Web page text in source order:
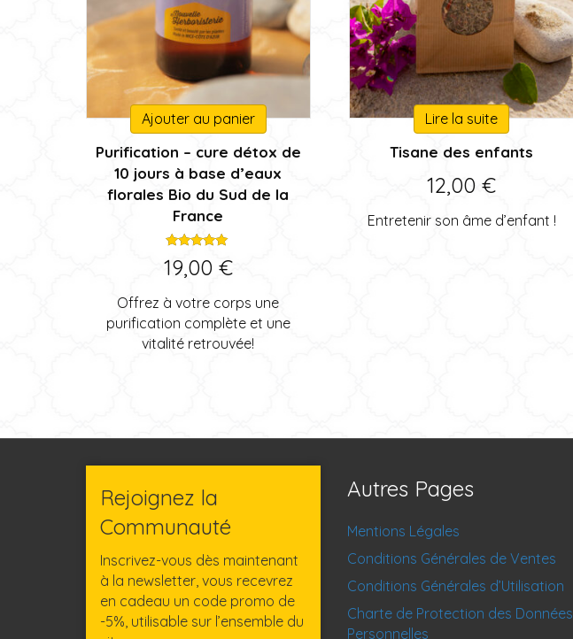
Ajouter au panier
Purification – cure détox de
10 jours à base d’eaux
florales Bio du Sud de la
France
Note
5.00
sur 5
19,00 €
Offrez à votre corps une
purification complète et une
vitalité retrouvée!
Lire la suite
Tisane des enfants
12,00€
Entretenir son âme d’enfant !
Rejoignez la
Communauté
Inscrivez-vous dès maintenant
à la newsletter, vous recevrez
en cadeau un code promo de
-5%, utilisable sur l’ensemble du
Autres Pages
Mentions Légales
Conditions Générales de Ventes
Conditions Générales d’Utilisation
Charte de Protection des Données
Personnelles